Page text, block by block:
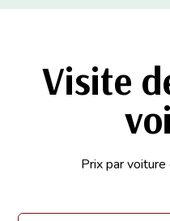
Visite
Prix par